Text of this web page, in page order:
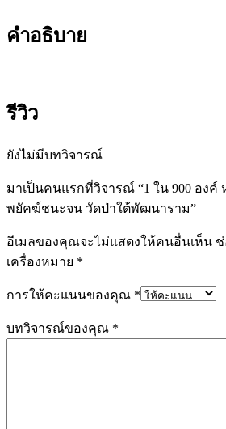
บุด
ชนะ
วัด
ใต้
พัฒนา
ราม
ชิ้น
คำอธิบาย
รีวิว
ยังไม่มีบทวิจารณ์
มาเป็นคนแรกที่วิจารณ์ “1 ใน 900 องค์
พยัคฆ์ชนะจน วัดป่าใต้พัฒนาราม”
อีเมลของคุณจะไม่แสดงให้คนอื่นเห็น
เครื่องหมาย *
การให้คะแนนของคุณ *
บทวิจารณ์ของคุณ *